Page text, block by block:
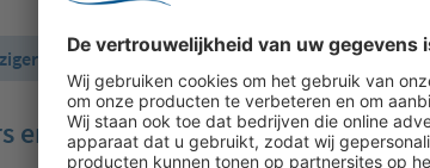
3 Contactgegevens
en de reisperiode: